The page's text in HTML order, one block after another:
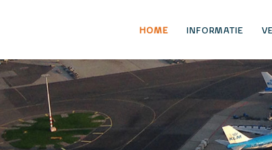
HOME INFORMATIE